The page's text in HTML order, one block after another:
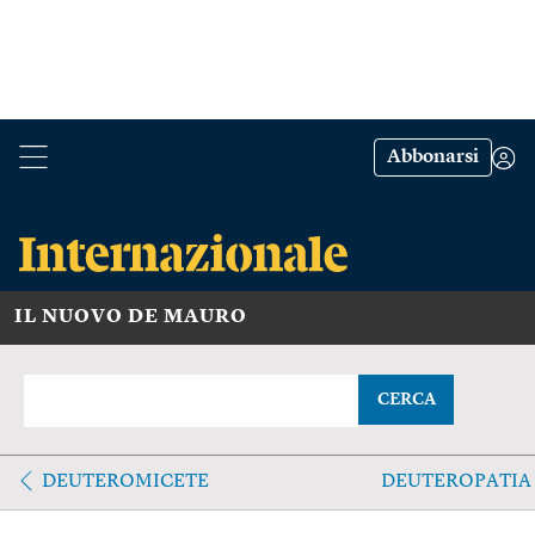
Abbonarsi
IL NUOVO DE MAURO
CERCA
DEUTEROMICETE DEUTEROPATIA